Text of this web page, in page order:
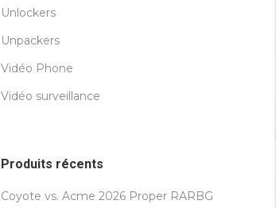
Unlockers
Unpackers
Vidéo Phone
Vidéo surveillance
Produits récents
Coyote vs. Acme 2026 Proper RARBG